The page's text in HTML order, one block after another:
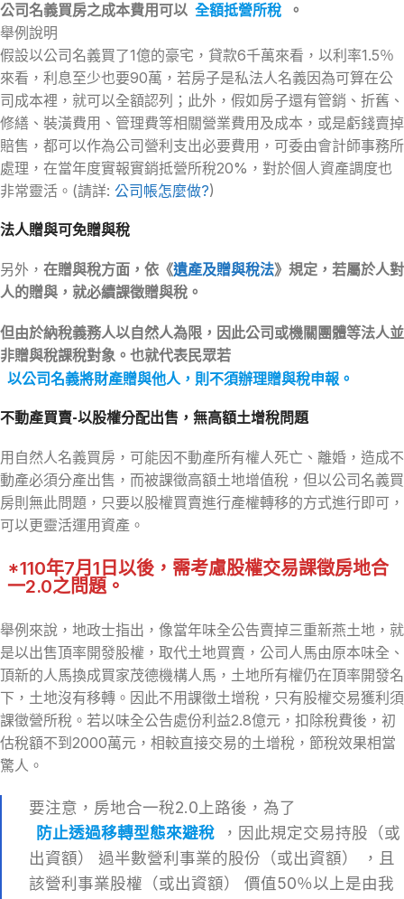
公司名義買房之成本費用可以 全額抵營所稅
。
舉例說明
假設以公司名義買了1億的豪宅，貸款6千萬來看，以利率1.5％
來看，利息至少也要90萬，若房子是私法人名義因為可算在公
司成本裡，就可以全額認列；此外，假如房子還有管銷、折舊、
修繕、裝潢費用、管理費等相關營業費用及成本，或是虧錢賣掉
賠售，都可以作為公司營利支出必要費用，可委由會計師事務所
處理，在當年度實報實銷抵營所稅20%，對於個人資產調度也
非常靈活。(請詳: 公司帳怎麼做?)
法人贈與可免贈與稅
另外， 在贈與稅方面，依《遺產及贈與稅法》規定，若屬於人對
人的贈與，就必續課徵贈與稅。
但由於納稅義務人以自然人為限，因此公司或機關團體等法人並
非贈與稅課稅對象。也就代表民眾若
以公司名義將財產贈與他人，則不須辦理贈與稅申報。
不動產買賣-以股權分配出售，無高額土增稅問題
用自然人名義買房，可能因不動產所有權人死亡、離婚，造成不
動產必須分產出售，而被課徵高額土地增值稅，但以公司名義買
房則無此問題，只要以股權買賣進行產權轉移的方式進行即可，
可以更靈活運用資產。
*110年7月1日以後，需考慮股權交易課徵房地合
一2.0之問題。
舉例來說，地政士指出，像當年味全公告賣掉三重新燕土地，就
是以出售頂率開發股權，取代土地買賣，公司人馬由原本味全、
頂新的人馬換成買家茂德機構人馬，土地所有權仍在頂率開發名
下，土地沒有移轉。因此不用課徵土增稅，只有股權交易獲利須
課徵營所稅。若以味全公告處份利益2.8億元，扣除稅費後，初
估稅額不到2000萬元，相較直接交易的土增稅，節稅效果相當
驚人。
要注意，房地合一稅2.0上路後，為了
防止透過移轉型態來避稅
，因此規定交易持股（或
出資額） 過半數營利事業的股份（或出資額） ，且
該營利事業股權（或出資額） 價值50％以上是由我